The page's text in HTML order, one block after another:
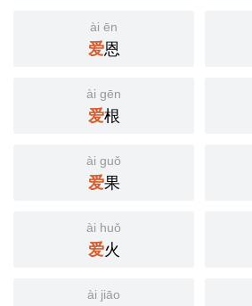
ài ēn
爱恩
ài gēn
爱根
ài guǒ
爱果
ài huǒ
爱火
ài jiāo